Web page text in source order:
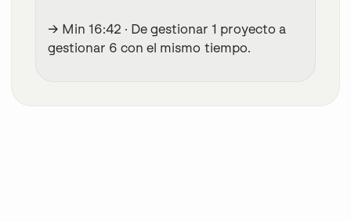
→ Min 16:42 · De gestionar 1 proyecto a
gestionar 6 con el mismo tiempo.